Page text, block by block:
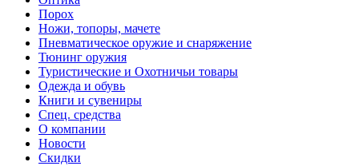
Порох
Ножи, топоры, мачете
Пневматическое оружие и снаряжение
Тюнинг оружия
Туристические и Охотничьи товары
Одежда и обувь
Книги и сувениры
Спец. средства
О компании
Новости
Скидки